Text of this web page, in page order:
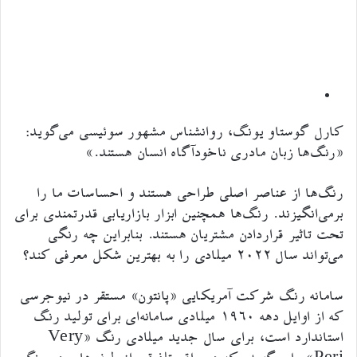
کارل گوستاو یونگ، روانشناس مشهور سوئیسی می‌گوید:
«رنگ‌ها زبان مادری ناخودآگاه انسان هستند.»
رنگ‌ها از عناصر اصلی طراحی هستند و احساسات ما را
برمی‌انگیزند. رنگ‌ها همچنین ابزار بازاریابی قدرتمندی برای
تحت تاثیر قراردادن مشتریان هستند. بنابراین چه رنگی
می‌تواند سال ۲۰۲۲ میلادی را به بهترین شکل معرفی کند؟
سامانه رنگ شرکت آمریکایی «پانتون» مستقر در نیوجرسی
که از اوایل دهه ۱۹۶۰ میلادی سامانه‌ای برای تولید رنگ
استاندارد است، برای سال جدید میلادی رنگ «Very